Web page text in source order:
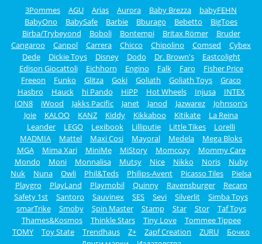
3Pommes AGU Arias Aurora Baby Brezza
babyFEHN
BabyOno
BabySafe Barbie Bburago Bebetto
BigToes
Birba/Trybeyond
Boboli Bontempi Britax Römer
Bruder
Cangaroo
Canpol Carrera Chicco Chipolino Comsed
Cybex
Dede
Dickie Toys Disney Dodo Dr. Brown's
Eastcolight
Edison Giocattoli
Eichhorn Engino Falk Faro
Fisher Price
Freeon
Funko Glitza Goki Goliath Goliath Toys
Graco
Hasbro
Hauck hi Pando HiPP Hot Wheels Injusa
INTEX
ION8
iWood Jakks Pacific Janet Janod Jazwarez
Johnson's
Joie
KALOO KANZ Kiddy Kikkaboo Kitikate
La Reina
Leander
LEGO Lexibook Lilliputie Little Tikes
Lorelli
MADMIA
Mattel Maxi Cosi Mayoral Medela
Mega Bloks
MGA
Mima Xari MiniMe MiStory Momcozy
Mommy Care
Mondo
Moni Monnalisa Mutsy Nice Nikko Noris
Nuby
Nuk
Nuna Owli Phil&Teds Philips-Avent Picasso Tiles
Pielsa
Playgro
PlayLand Playmobil Quinny Ravensburger
Recaro
Safety 1st
Santoro Sauvinex SES Sevi Silverlit
Simba Toys
smarTrike
Smoby Spin Master Stamp Star Stor
Taf Toys
Thames&Kosmos
Thinkle Stars Tiny Love
Tommee Tippee
TOMY
Toy State Trendhaus Z+ Zapf Creation ZURU
Бочко